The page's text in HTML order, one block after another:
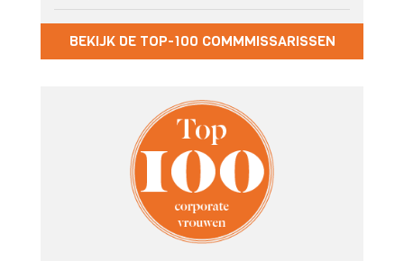
BEKIJK DE TOP-100 COMMMISSARISSEN